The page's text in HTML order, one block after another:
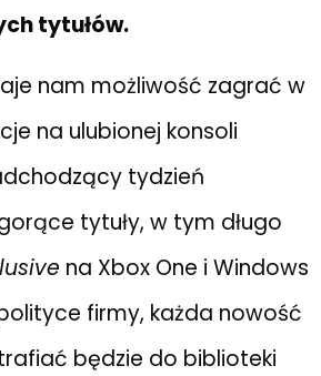
tytułów.
nam możliwość zagrać w
na ulubionej konsoli
tydzień
tytuły, w tym długo
na Xbox One i Windows
firmy, każda nowość
będzie do biblioteki